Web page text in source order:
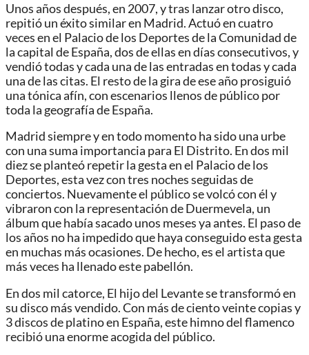
Unos años después, en 2007, y tras lanzar otro disco,
repitió un éxito similar en Madrid. Actuó en cuatro
veces en el Palacio de los Deportes de la Comunidad de
la capital de España, dos de ellas en días consecutivos, y
vendió todas y cada una de las entradas en todas y cada
una de las citas. El resto de la gira de ese año prosiguió
una tónica afín, con escenarios llenos de público por
toda la geografía de España.
Madrid siempre y en todo momento ha sido una urbe
con una suma importancia para El Distrito. En dos mil
diez se planteó repetir la gesta en el Palacio de los
Deportes, esta vez con tres noches seguidas de
conciertos. Nuevamente el público se volcó con él y
vibraron con la representación de Duermevela, un
álbum que había sacado unos meses ya antes. El paso de
los años no ha impedido que haya conseguido esta gesta
en muchas más ocasiones. De hecho, es el artista que
más veces ha llenado este pabellón.
En dos mil catorce, El hijo del Levante se transformó en
su disco más vendido. Con más de ciento veinte copias y
3 discos de platino en España, este himno del flamenco
recibió una enorme acogida del público.